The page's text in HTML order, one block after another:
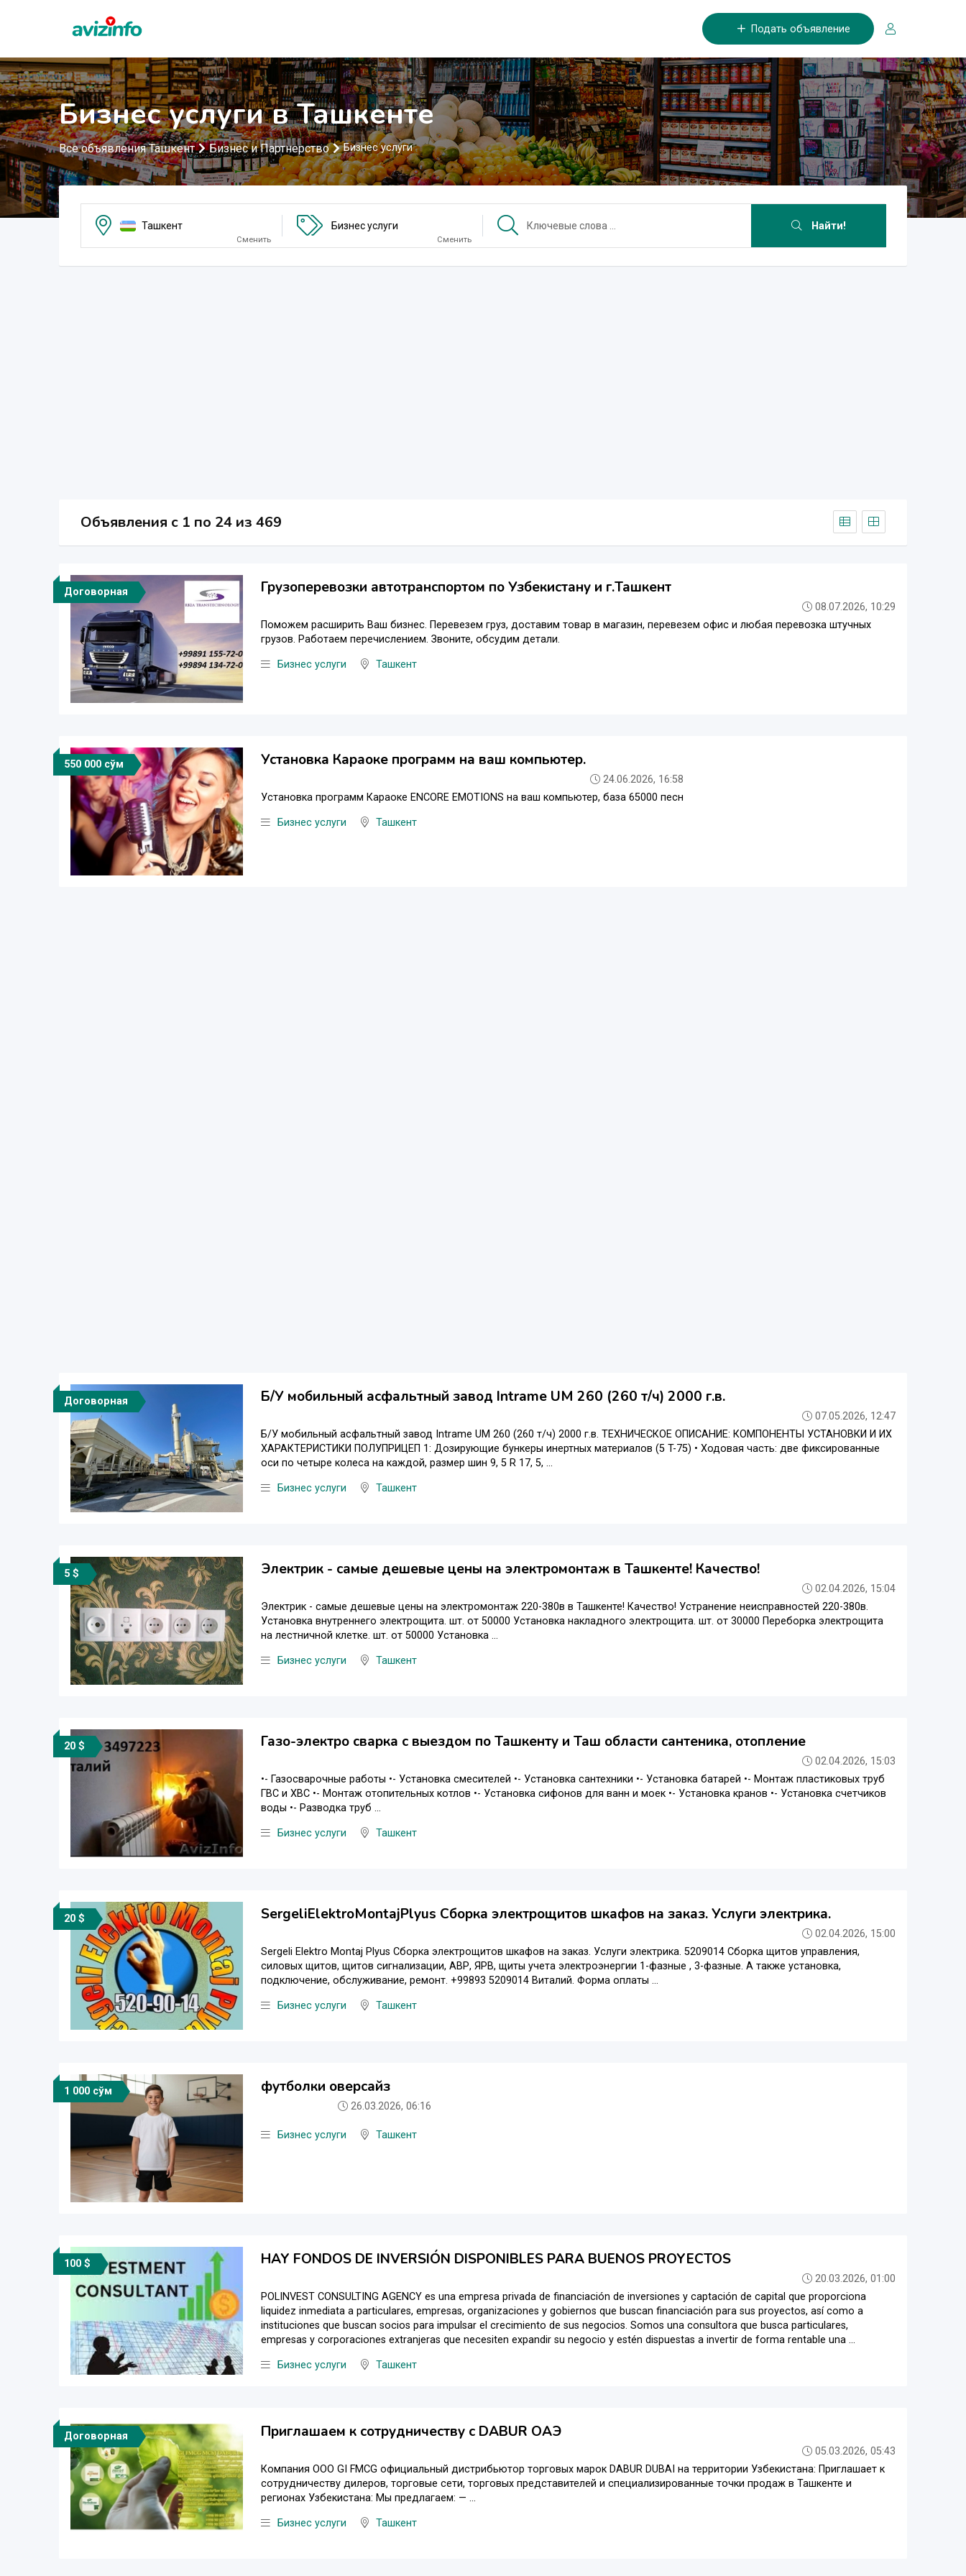
Подать объявление
Бизнес услуги в Ташкенте
Все объявления Ташкент Бизнес и Партнерство Бизнес услуги
Ташкент
Сменить
Бизнес услуги
Сменить
Найти!
Объявления c 1 по 24 из 469
Договорная Грузоперевозки автотранспортом по Узбекистану и г.Ташкент
08.07.2026, 10:29
Поможем расширить Ваш бизнес. Перевезем груз, доставим товар в магазин, перевезем офис и любая перевозка штучных
грузов. Работаем перечислением. Звоните, обсудим детали.
Бизнес услуги Ташкент
550 000 сўм Установка Караоке программ на ваш компьютер.
24.06.2026, 16:58
Установка программ Караоке ENCORE EMOTIONS на ваш компьютер, база 65000 песн
Бизнес услуги Ташкент
Договорная Б/У мобильный асфальтный завод Intrame UM 260 (260 т/ч) 2000 г.в.
07.05.2026, 12:47
Б/У мобильный асфальтный завод Intrame UM 260 (260 т/ч) 2000 г.в. ТЕХНИЧЕСКОЕ ОПИСАНИЕ: КОМПОНЕНТЫ УСТАНОВКИ И ИХ
ХАРАКТЕРИСТИКИ ПОЛУПРИЦЕП 1: Дозирующие бункеры инертных материалов (5 T-75) • Ходовая часть: две фиксированные
оси по четыре колеса на каждой, размер шин 9, 5 R 17, 5, ...
Бизнес услуги Ташкент
5 $ Электрик - самые дешевые цены на электромонтаж в Ташкенте! Качество!
02.04.2026, 15:04
Электрик - самые дешевые цены на электромонтаж 220-380в в Ташкенте! Качество! Устранение неисправностей 220-380в.
Установка внутреннего электрощита. шт. от 50000 Установка накладного электрощита. шт. от 30000 Переборка электрощита
на лестничной клетке. шт. от 50000 Установка ...
Бизнес услуги Ташкент
20 $ Газо-электро сварка с выездом по Ташкенту и Таш области сантеника, отопление
02.04.2026, 15:03
•- Газосварочные работы •- Установка смесителей •- Установка сантехники •- Установка батарей •- Монтаж пластиковых труб
ГВС и ХВС •- Монтаж отопительных котлов •- Установка сифонов для ванн и моек •- Установка кранов •- Установка счетчиков
воды •- Разводка труб ...
Бизнес услуги Ташкент
20 $ SergeliElektroMontajPlyus Сборка электрощитов шкафов на заказ. Услуги электрика.
02.04.2026, 15:00
Sergeli Elektro Montaj Plyus Сборка электрощитов шкафов на заказ. Услуги электрика. 5209014 Сборка щитов управления,
силовых щитов, щитов сигнализации, АВР, ЯРВ, щиты учета электроэнергии 1-фазные , 3-фазные. А также установка,
подключение, обслуживание, ремонт. +99893 5209014 Виталий. Форма оплаты ...
Бизнес услуги Ташкент
1 000 сўм футболки оверсайз
26.03.2026, 06:16
Бизнес услуги Ташкент
100 $ HAY FONDOS DE INVERSIÓN DISPONIBLES PARA BUENOS PROYECTOS
20.03.2026, 01:00
POLINVEST CONSULTING AGENCY es una empresa privada de financiación de inversiones y captación de capital que proporciona
liquidez inmediata a particulares, empresas, organizaciones y gobiernos que buscan financiación para sus proyectos, así como a
instituciones que buscan socios para impulsar el crecimiento de sus negocios. Somos una consultora que busca particulares,
empresas y corporaciones extranjeras que necesiten expandir su negocio y estén dispuestas a invertir de forma rentable una ...
Бизнес услуги Ташкент
Договорная Приглашаем к сотрудничеству c DABUR ОАЭ
05.03.2026, 05:43
Компания ООО GI FMCG официальный дистрибьютор торговых марок DABUR DUBAI на территории Узбекистана: Приглашает к
сотрудничеству дилеров, торговые сети, торговых представителей и специализированные точки продаж в Ташкенте и
регионах Узбекистана: Мы предлагаем: — ...
Бизнес услуги Ташкент